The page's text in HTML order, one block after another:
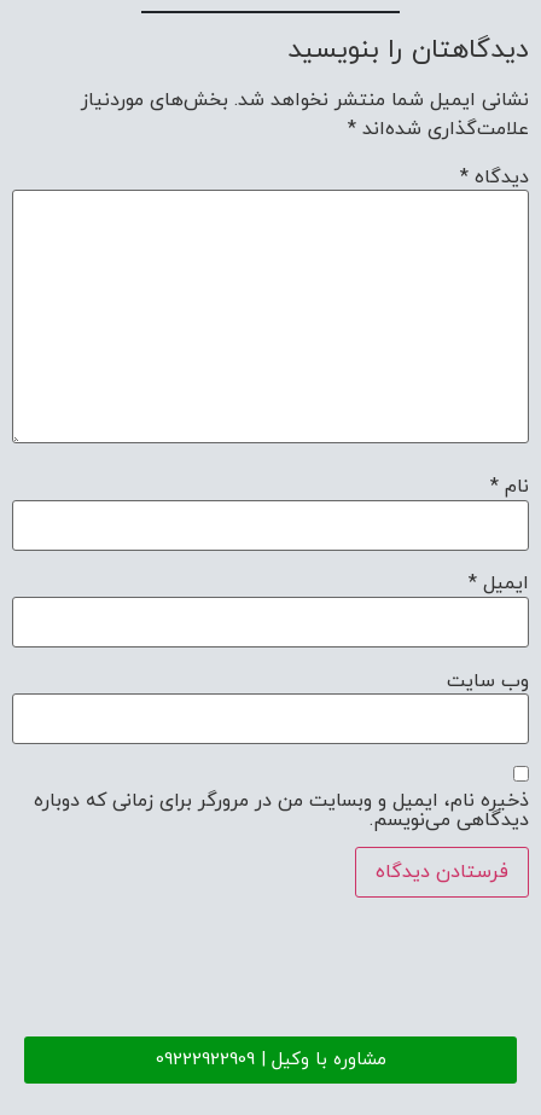
دیدگاهتان را بنویسید
نشانی ایمیل شما منتشر نخواهد شد. بخش‌های موردنیاز
علامت‌گذاری شده‌اند *
دیدگاه *
نام *
ایمیل *
وب‌ سایت
ذخیره نام، ایمیل و وبسایت من در مرورگر برای زمانی که دوباره
دیدگاهی می‌نویسم.
مشاوره با وکیل | 09222922909